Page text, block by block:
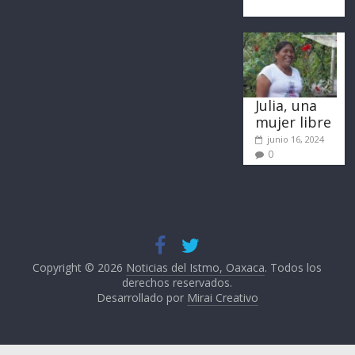
Julia, una
mujer libre
junio 16, 2024
0
Copyright © 2026 Noticias del Istmo, Oaxaca. Todos los
derechos reservados.
Desarrollado por Mirai Creativo